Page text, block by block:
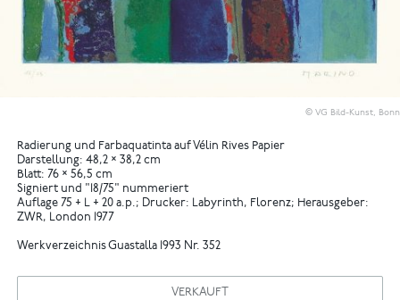
© VG Bild-Kunst, Bonn
Radierung und Farbaquatinta auf Vélin Rives Papier
Darstellung: 48,2 × 38,2 cm
Blatt: 76 × 56,5 cm
Signiert und "18/75" nummeriert
Auflage 75 + L + 20 a.p.; Drucker: Labyrinth, Florenz; Herausgeber:
ZWR, London 1977
Werkverzeichnis Guastalla 1993 Nr. 352
VERKAUFT